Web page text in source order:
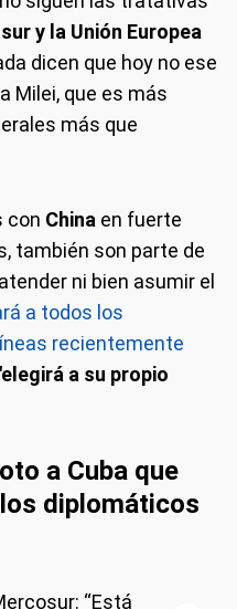
y la Unión Europea
dicen que hoy no ese
Milei, que es más
más que
con China en fuerte
también son parte de
ni bien asumir el
a todos los
recientemente
a su propio
a Cuba que
diplomáticos